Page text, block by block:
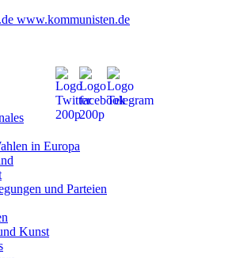
www.kommunisten.de
in Europa
und Parteien
Kunst